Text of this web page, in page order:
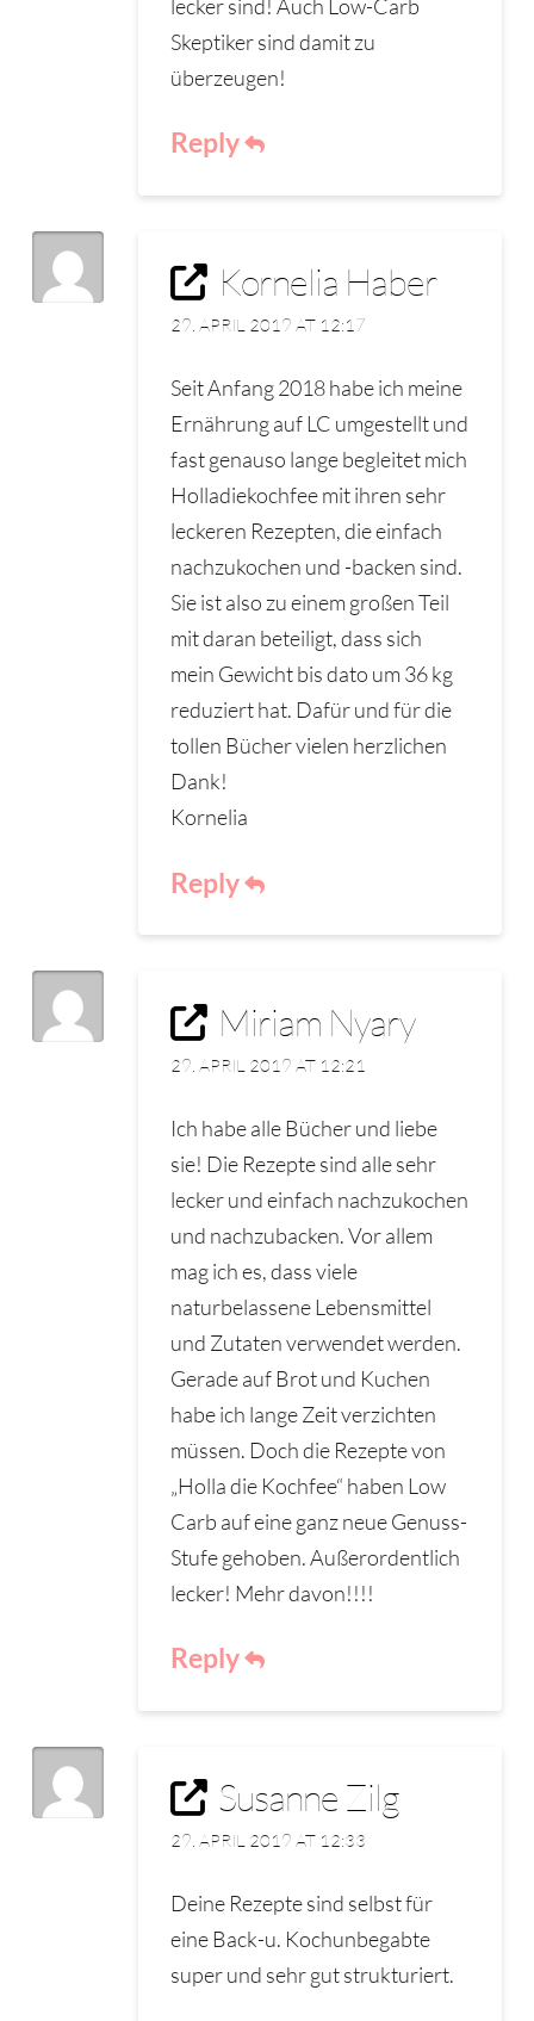
lecker sind! Auch Low-Carb
Skeptiker sind damit zu
überzeugen!
Reply
Kornelia Haber
29. APRIL 2019 AT 12:17
Seit Anfang 2018 habe ich meine
Ernährung auf LC umgestellt und
fast genauso lange begleitet mich
Holladiekochfee mit ihren sehr
leckeren Rezepten, die einfach
nachzukochen und -backen sind.
Sie ist also zu einem großen Teil
mit daran beteiligt, dass sich
mein Gewicht bis dato um 36 kg
reduziert hat. Dafür und für die
tollen Bücher vielen herzlichen
Dank!
Kornelia
Reply
Miriam Nyary
29. APRIL 2019 AT 12:21
Ich habe alle Bücher und liebe
sie! Die Rezepte sind alle sehr
lecker und einfach nachzukochen
und nachzubacken. Vor allem
mag ich es, dass viele
naturbelassene Lebensmittel
und Zutaten verwendet werden.
Gerade auf Brot und Kuchen
habe ich lange Zeit verzichten
müssen. Doch die Rezepte von
„Holla die Kochfee“ haben Low
Carb auf eine ganz neue Genuss-
Stufe gehoben. Außerordentlich
lecker! Mehr davon!!!!
Reply
Susanne Zilg
29. APRIL 2019 AT 12:33
Deine Rezepte sind selbst für
eine Back-u. Kochunbegabte
super und sehr gut strukturiert.